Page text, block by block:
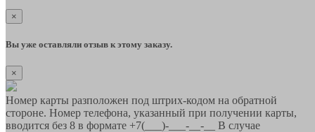
×
Вы уже оставляли отзыв к этому заказу.
×
Номер карты разположен под штрих-кодом на обратной
стороне. Номер телефона, указанный при получении карты,
вводится без 8 в формате +7(___)-___-__-__ В случае